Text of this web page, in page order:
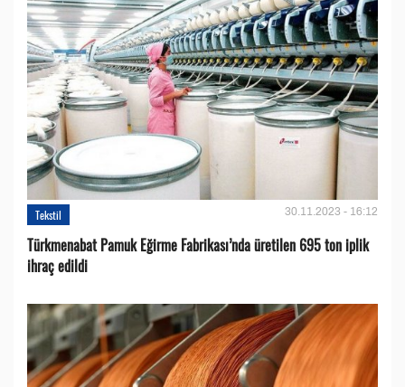
Tekstil 30.11.2023 - 16:12
Türkmenabat Pamuk Eğirme Fabrikası’nda üretilen 695 ton iplik
ihraç edildi